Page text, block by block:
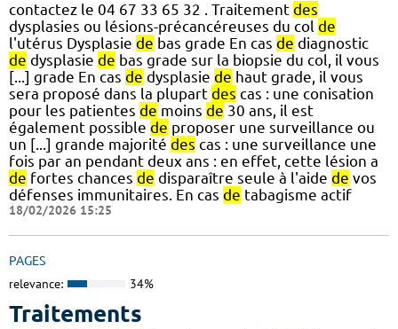
contactez le 04 67 33 65 32 . Traitement des
dysplasies ou lésions-précancéreuses du col de
l'utérus Dysplasie de bas grade En cas de diagnostic
de dysplasie de bas grade sur la biopsie du col, il vous
[...] grade En cas de dysplasie de haut grade, il vous
sera proposé dans la plupart des cas : une conisation
pour les patientes de moins de 30 ans, il est
également possible de proposer une surveillance ou
un [...] grande majorité des cas : une surveillance une
fois par an pendant deux ans : en effet, cette lésion a
de fortes chances de disparaître seule à l'aide de vos
défenses immunitaires. En cas de tabagisme actif
18/02/2026 15:25
PAGES
relevance: 34%
Traitements